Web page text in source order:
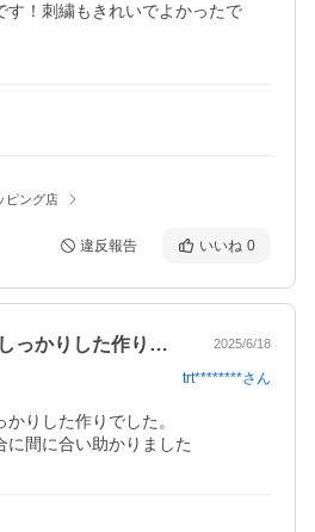
す！刺繍もきれいでよかったで
ピング店
違反報告 いいね 0
サイズもぴったりでしっかりした作りでし… 2025/6/18
trt********さん
りした作りでした。
間に合い助かりました